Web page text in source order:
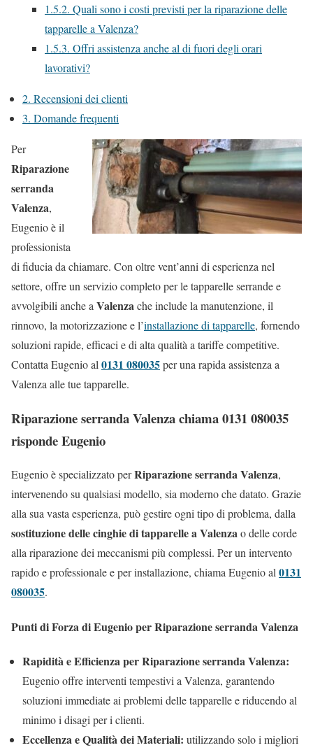
1.5.2. Quali sono i costi previsti per la riparazione delle
tapparelle a Valenza?
1.5.3. Offri assistenza anche al di fuori degli orari
lavorativi?
2. Recensioni dei clienti
3. Domande frequenti
Per
Riparazione
serranda
Valenza,
Eugenio è il
professionista
di fiducia da chiamare. Con oltre vent’anni di esperienza nel
settore, offre un servizio completo per le tapparelle serrande e
avvolgibili anche a Valenzache include la manutenzione, il
rinnovo, la motorizzazione e l’installazione di tapparelle, fornendo
soluzioni rapide, efficaci e di alta qualità a tariffe competitive.
Contatta Eugenio al 0131 080035per una rapida assistenza a
Valenza alle tue tapparelle.
Riparazione serranda Valenza chiama 0131 080035
risponde Eugenio
Eugenio è specializzato perRiparazione serranda Valenza,
intervenendo su qualsiasi modello, sia moderno che datato. Grazie
alla sua vasta esperienza, può gestire ogni tipo di problema, dalla
sostituzione delle cinghie di tapparelle a Valenzao delle corde
alla riparazione dei meccanismi più complessi. Per un intervento
rapido e professionale e per installazione, chiama Eugenio al0131
080035.
Punti di Forza di Eugenio per Riparazione serranda Valenza
Rapidità e Efficienza per Riparazione serranda Valenza:
Eugenio offre interventi tempestivi a Valenza, garantendo
soluzioni immediate ai problemi delle tapparelle e riducendo al
minimo i disagi per i clienti.
Eccellenza e Qualità dei Materiali: utilizzando solo i migliori